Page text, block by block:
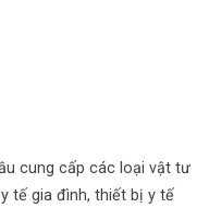
cung cấp các loại vật tư
tế gia đình, thiết bị y tế